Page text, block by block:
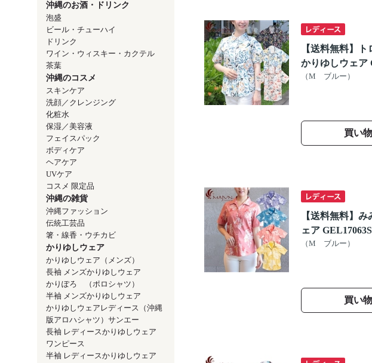
沖縄のお酒・ドリンク
泡盛
ビール・チューハイ
ドリンク
ワイン・ウィスキー・カクテル
茶葉
沖縄のコスメ
スキンケア
洗顔／クレンジング
化粧水
保湿／美容液
フェイスパック
ボディケア
ヘアケア
UVケア
コスメ 限定品
沖縄の雑貨
沖縄ファッション
伝統工芸品
箸・線香・ウチカビ
かりゆしウェア
かりゆしウェア（メンズ）
長袖 メンズかりゆしウェア
かりぽろ （ポロシャツ）
半袖 メンズかりゆしウェア
かりゆしウェアレディース（沖縄
版アロハシャツ）サンエー
長袖 レディースかりゆしウェア
ワンピース
半袖 レディースかりゆしウェア
【送料無料】
かりゆしウェア
（M ブルー）
買い
【送料無料】
ェア
（M ブルー）
買い